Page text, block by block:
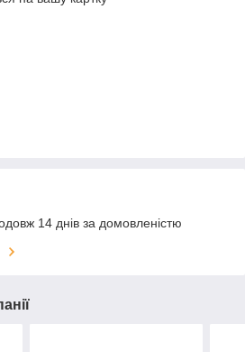
14 днів за домовленістю